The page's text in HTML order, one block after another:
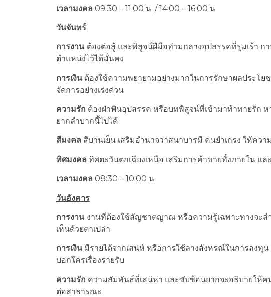
เวลามงคล 09:30 – 11:00 น. / 14:00 – 16:00 น.
วันจันทร์
การงาน ต้องต่อสู้ และพิสูจน์ฝีมือท่ามกลางอุปสรรคที่รุมเร้า
ตำแหน่งไว้ได้มั่นคง
การเงินต้องใช้ความพยายามอย่างมากในการรักษาผลประโย
จัดการอย่างเร่งด่วน
ความรัก ต้องฝ่าฟันอุปสรรค หรือบทพิสูจน์ที่เข้ามาท้าทายรัก
ยากลำบากนี้ไปได้
สีมงคล สีบานเย็น เสริมอำนาจวาสนาบารมี คนยำเกรง ให้ควา
ทิศมงคล ทิศตะวันตกเฉียงเหนือ เสริมการค้าขายทั้งภายใน แล
เวลามงคล 08:30 – 10:00 น.
วันอังคาร
การงาน งานที่ต้องใช้สัญชาตญาณ หรือความรู้เฉพาะทางจะสำ
เห็นด้วยตาเปล่า
การเงินมีรายได้จากเสน่ห์ หรือการใช้ลางสังหรณ์ในการลงทุน
บอกใครเรื่องรายรับ
ความรัก ความสัมพันธ์ที่เสน่หา และซับซ้อนยากจะอธิบายให้ค
ต่อสาธารณะ